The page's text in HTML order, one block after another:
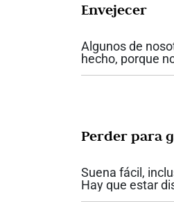
Envejecer
Algunos de
hecho, porque
Envejecemos
Perder para
Suena fácil,
Hay que estar
ganar algo